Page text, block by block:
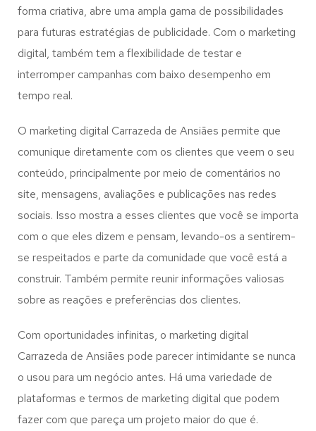
forma criativa, abre uma ampla gama de possibilidades
para futuras estratégias de publicidade. Com o marketing
digital, também tem a flexibilidade de testar e
interromper campanhas com baixo desempenho em
tempo real.
O marketing digital Carrazeda de Ansiães permite que
comunique diretamente com os clientes que veem o seu
conteúdo, principalmente por meio de comentários no
site, mensagens, avaliações e publicações nas redes
sociais. Isso mostra a esses clientes que você se importa
com o que eles dizem e pensam, levando-os a sentirem-
se respeitados e parte da comunidade que você está a
construir. Também permite reunir informações valiosas
sobre as reações e preferências dos clientes.
Com oportunidades infinitas, o marketing digital
Carrazeda de Ansiães pode parecer intimidante se nunca
o usou para um negócio antes. Há uma variedade de
plataformas e termos de marketing digital que podem
fazer com que pareça um projeto maior do que é.